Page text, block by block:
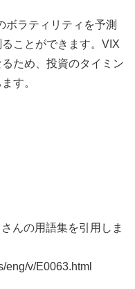
ボラティリティを予測
ことができます。VIX
ため、投資のタイミン
す。
んの用語集を引用しま
eng/v/E0063.html